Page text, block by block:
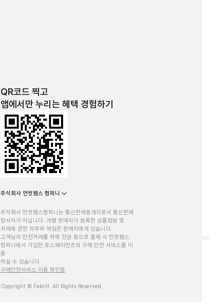
QR코드 찍고
앱에서만 누리는 혜택 경험하기
주식회사 언컷젬스 컴퍼니
주식회사 언컷젬스컴퍼니는 통신판매중개자로서 통신판매
당사자가 아닙니다. 개별 판매자가 등록한 상품정보 및
거래에 관한 의무와 책임은 판매자에게 있습니다.
고객님의 안전거래를 위해 현금 등으로 결제 시 언컷젬스
컴퍼니에서 가입한 토스페이먼츠의 구매 안전 서비스를 이
용
하실 수 있습니다.
구매안전서비스 이용 확인증
Copyright © Fabrill. All Rights Reserved.